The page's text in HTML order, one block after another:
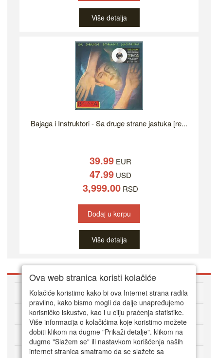
Više detalja
Bajaga i Instruktori - Sa druge strane jastuka [re...
39.99EUR
47.99USD
3,999.00RSD
Dodaj u korpu
Više detalja
O DVD Zoni
Kako kupovati online
Korisnički servis
Način plaćanja
Ova web stranica koristi kolačiće
Kolačiće koristimo kako bi ova Internet strana radila
pravilno, kako bismo mogli da dalje unapređujemo
korisničko iskustvo, kao i u cilju praćenja statistike.
Više informacija o kolačićima koje koristimo možete
dobiti klikom na dugme "Prikaži detalje". klikom na
dugme "Slažem se" ili nastavkom korišćenja naših
internet stranica smatramo da se slažete sa